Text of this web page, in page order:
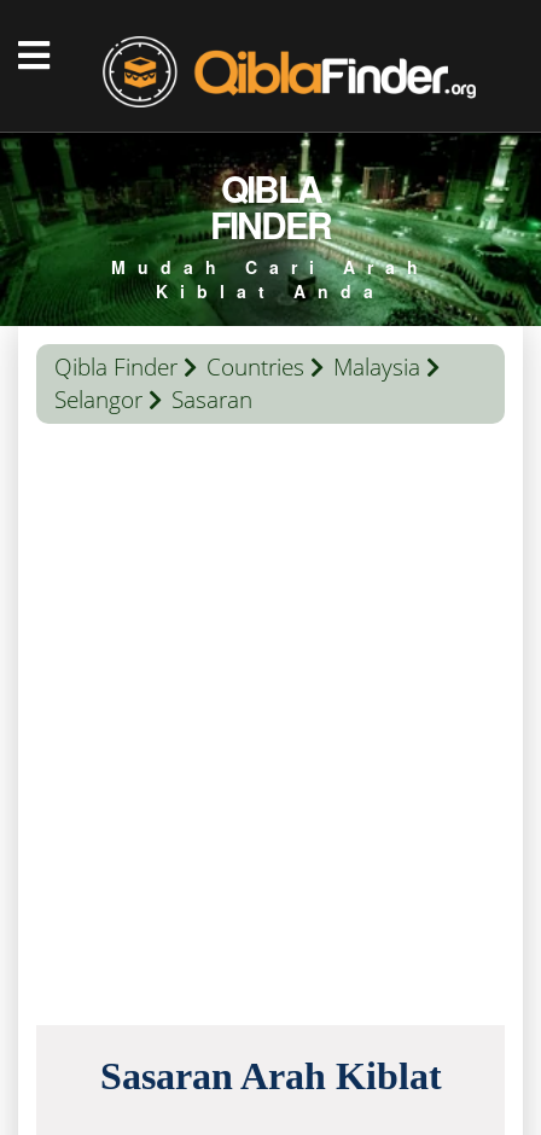
QIBLA
FINDER
Mudah Cari Arah
Kiblat Anda
Qibla Finder Countries
Malaysia
Selangor
Sasaran
Sasaran Arah Kiblat